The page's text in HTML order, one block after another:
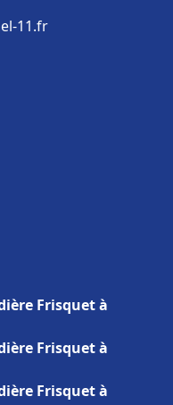
11.fr
Frisquet à
Frisquet à
Frisquet à